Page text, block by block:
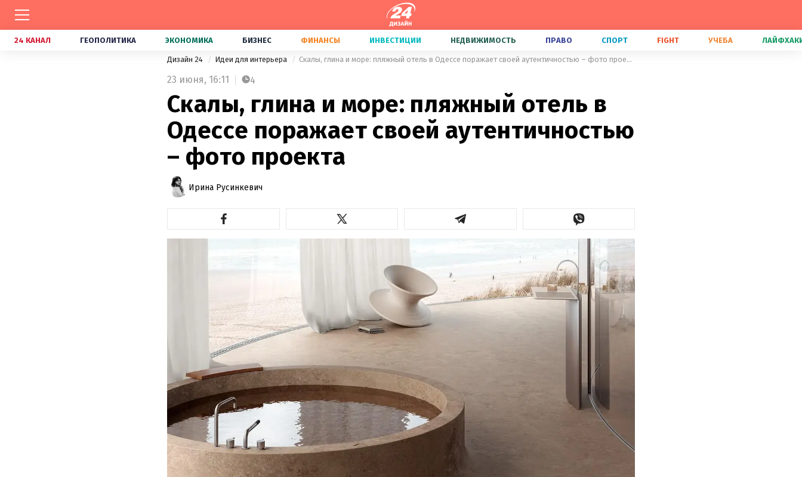
24 КАНАЛ ГЕОПОЛИТИКА ЭКОНОМИКА БИЗНЕС ФИНАНСЫ ИНВЕСТИЦИИ НЕДВИЖИМОСТЬ ПРАВО СПОРТ FIGHT УЧЕБА
Дизайн 24 Идеи для интерьера Скалы, глина и море: пляжный отель в Одессе поражает своей аутентичностью – фото проекта
23 июня, 16:11 4
Скалы, глина и море: пляжный отель в
Одессе поражает своей аутентичностью
– фото проекта
Ирина Русинкевич